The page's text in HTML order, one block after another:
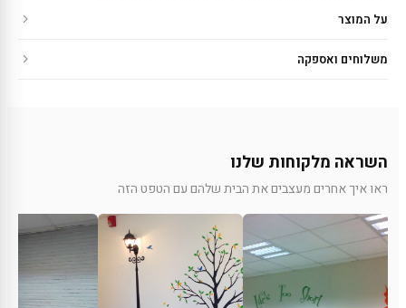
על המוצר
משלוחים ואספקה
השראה מלקוחות שלנו
ראו איך אחרים מעצבים את הבית שלהם עם הטפט הזה